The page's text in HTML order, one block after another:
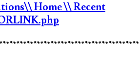
\\ Home\\ Recent